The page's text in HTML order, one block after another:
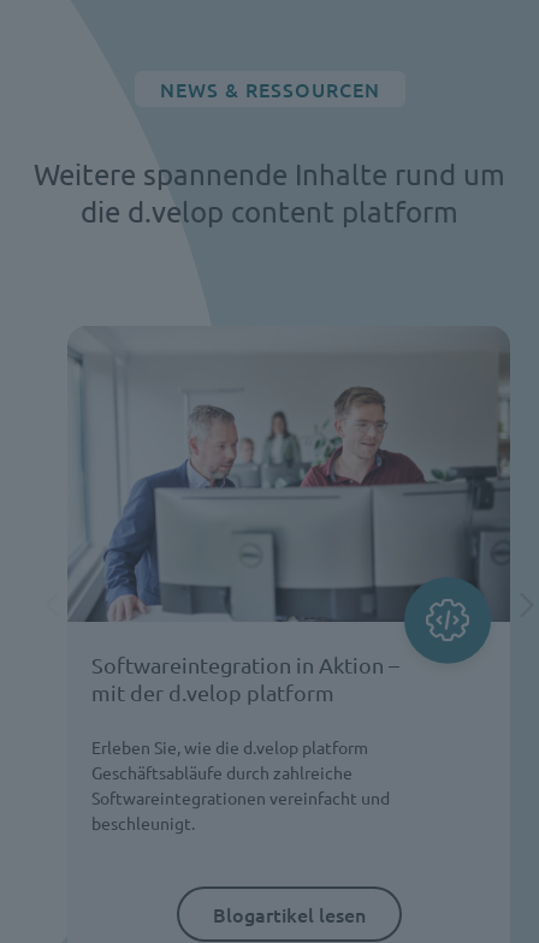
NEWS & RESSOURCEN
Weitere spannende Inhalte rund um
die d.velop content platform
Softwareintegration in Aktion –
mit der d.velop platform
Erleben Sie, wie die d.velop platform
Geschäftsabläufe durch zahlreiche
Softwareintegrationen vereinfacht und
beschleunigt.
Blogartikel lesen